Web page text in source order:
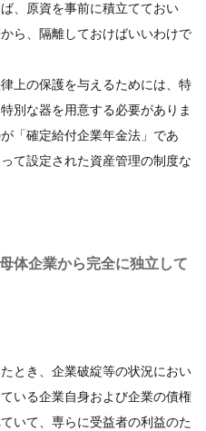
、原資を事前に積立てておい
ら、隔離しておけばいいわけで
上の保護を与えるためには、特
別な器を用意する必要がありま
「確定給付企業年金法」であ
て設定された資産管理の制度な
体企業から完全に独立して
とき、企業破綻等の状況におい
いる企業自身および企業の債権
いて、専らに受益者の利益のた